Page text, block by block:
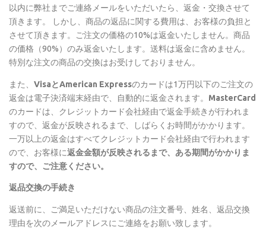
以内に弊社までご連絡メールをいただいたら、返金・交換させて
頂きます。 しかし、商品の返品に関する費用は、お客様の負担と
させて頂きます。ご注文の価格の10%は返金いたしません。商品
の価格（90%）のみ返金いたします。送料は返金に含めません。
特別な注文の商品の交換はお受けしておりません。
また、 VisaとAmerican Expressのカードは1万円以下のご注文の
返金は電子決済端末経由で、自動的に返金されます。 MasterCard
のカードは、クレジットカード会社経由で返金手続きが行われま
すので、返金が反映されるまで、しばらくお時間がかかります。
一万以上の返金はすべてクレジットカード会社経由で行われます
ので、お客様に返金金額が反映されるまで、ある期間がかかりま
すので、ご注意ください。
返品交換の手続き
返送前に、ご満足いただけない商品の注文番号、姓名、返品交換
理由を次のメールアドレスにご連絡をお願い致します。